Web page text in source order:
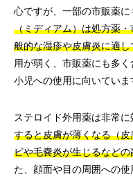
心ですが、一部の市販薬に
（ミディアム）は処方薬
般的な湿疹や皮膚炎に適し
用が弱く、市販薬にも多
小児への使用に向いていま
ステロイド外用薬は非常に
すると皮膚が薄くなる（
ビや毛嚢炎が生じるなど
た、顔面や目の周囲への